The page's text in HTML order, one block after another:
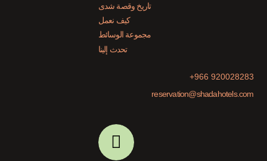
تاريخ وقصة شدى
كيف نعمل
مجموعة الوسائط
تحدث إلينا
+966 920028283
reservation@shadahotels.com